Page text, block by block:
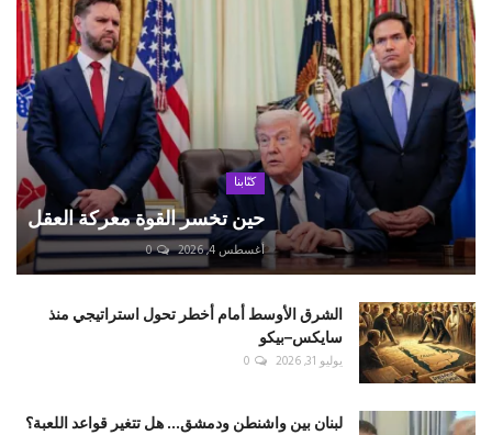
كتّابنا
حين تخسر القوة معركة العقل
أغسطس 4, 2026 0
الشرق الأوسط أمام أخطر تحول استراتيجي منذ
سايكس–بيكو
يوليو 31, 2026 0
لبنان بين واشنطن ودمشق... هل تتغير قواعد اللعبة؟